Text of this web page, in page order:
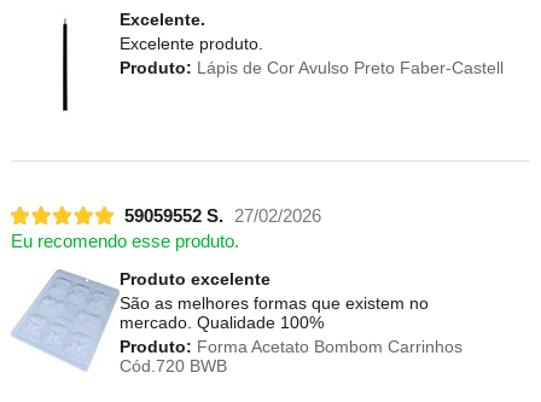
Excelente.
Excelente produto.
Produto: Lápis de Cor Avulso Preto Faber-Castell
59059552 S.
27/02/2026
Eu recomendo esse produto.
Produto excelente
São as melhores formas que existem no
mercado. Qualidade 100%
Produto: Forma Acetato Bombom Carrinhos
Cód.720 BWB